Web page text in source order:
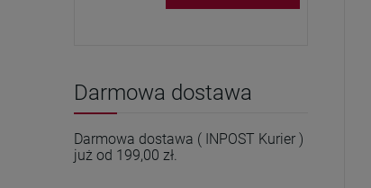
Darmowa dostawa
Darmowa dostawa ( INPOST Kurier )
już od 199,00 zł.